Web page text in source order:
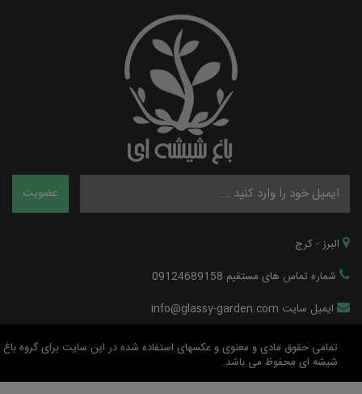
البرز - کرج
شماره تماس های مستقیم 09124689158
ایمیل سایت info@glassy-garden.com
تمامی حقوق مادی و معنوی و عکسهای استفاده شده در این سایت برای گروه باغ
شیشه ای محفوظ می باشد.